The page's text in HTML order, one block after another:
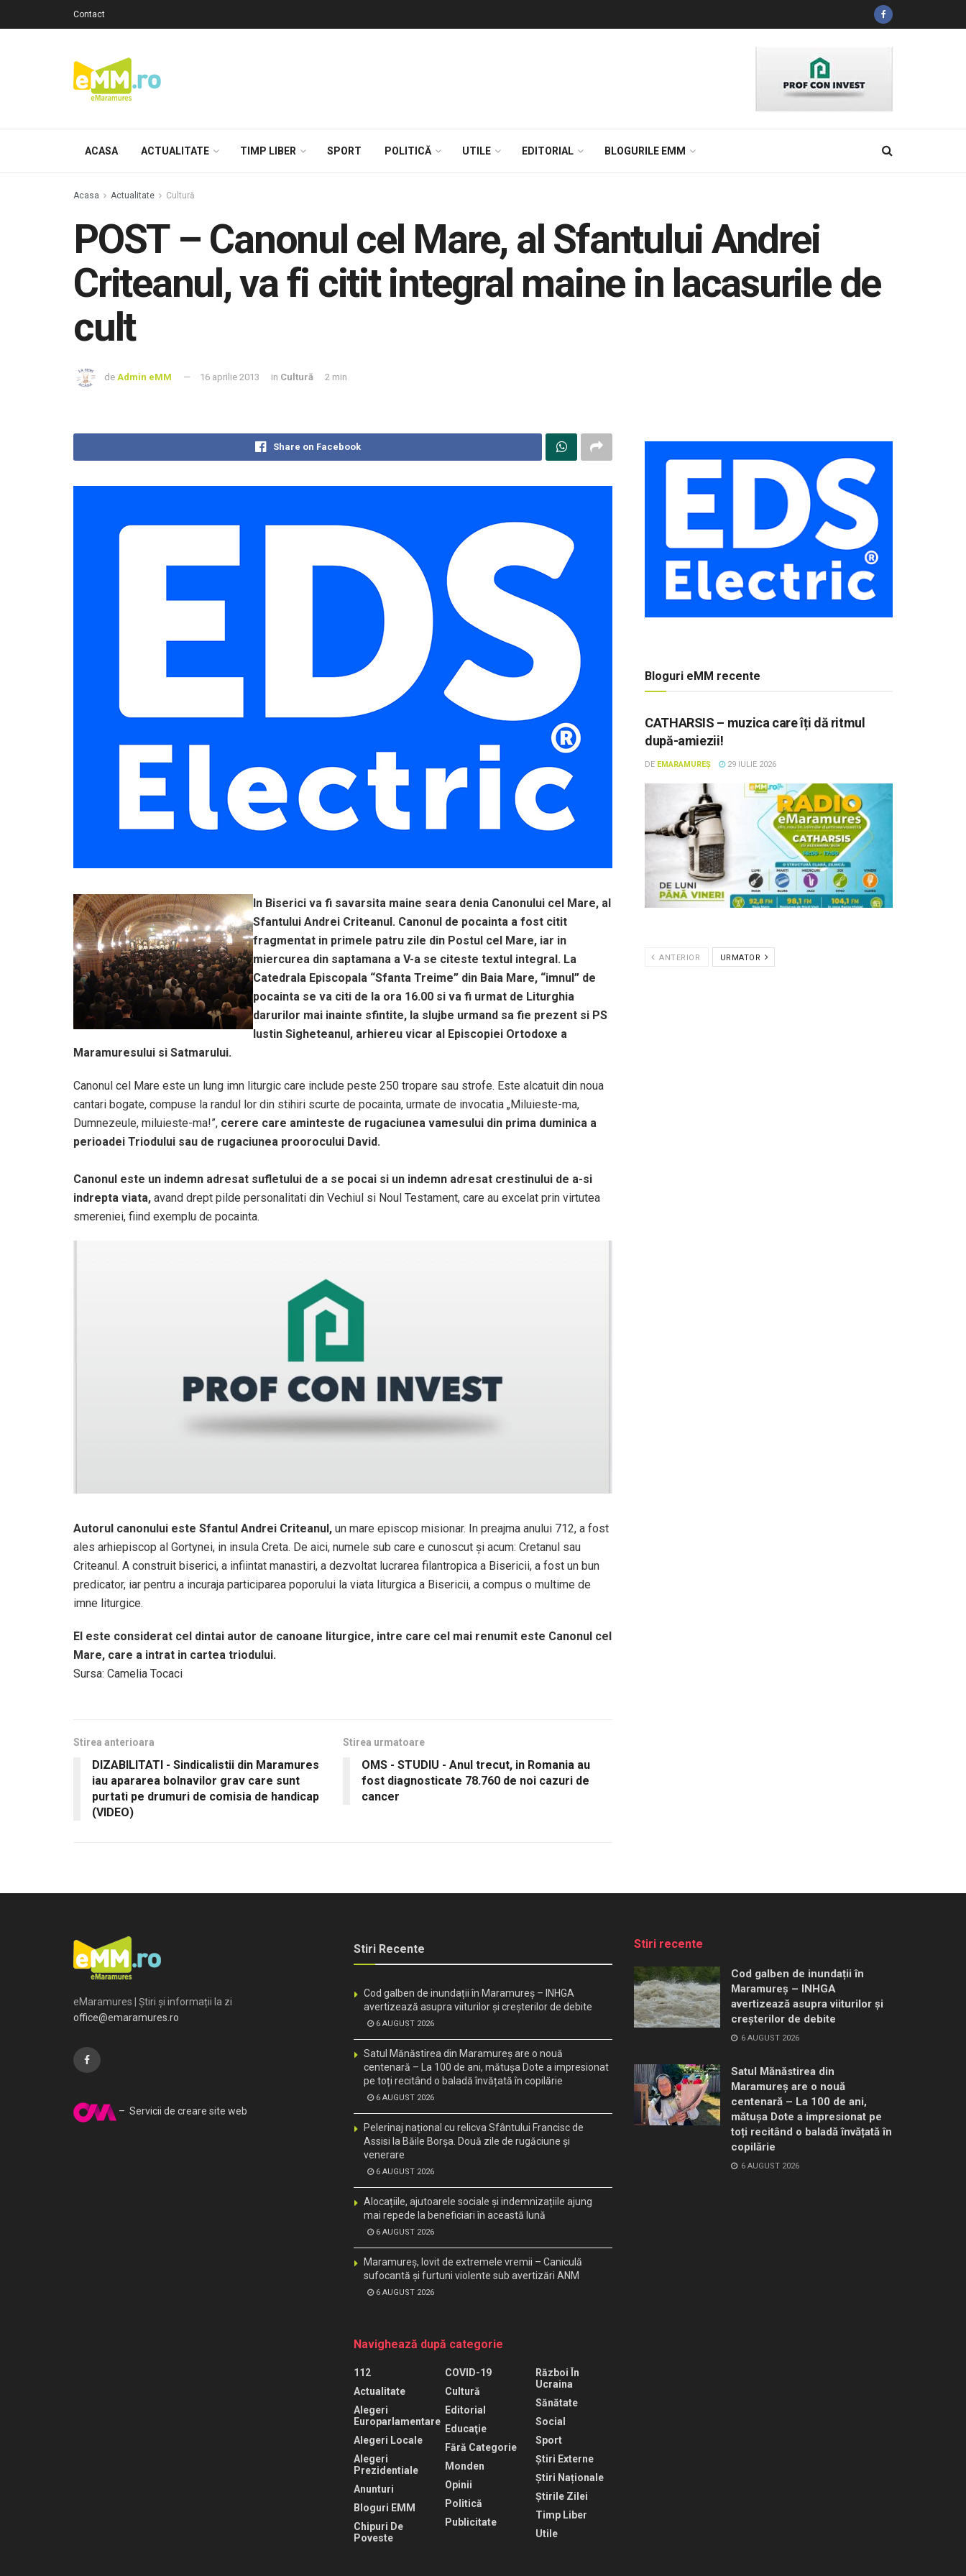
Contact
ACASA ACTUALITATE TIMP LIBER SPORT POLITICĂ UTILE EDITORIAL BLOGURILE EMM
Acasa Actualitate Cultură
POST – Canonul cel Mare, al Sfantului Andrei
Criteanul, va fi citit integral maine in lacasurile de
cult
de Admin eMM 16 aprilie 2013 in Cultură 2 min
Share on Facebook
In Biserici va fi savarsita maine seara denia Canonului cel Mare, al
Sfantului Andrei Criteanul. Canonul de pocainta a fost citit
fragmentat in primele patru zile din Postul cel Mare, iar in
miercurea din saptamana a V-a se citeste textul integral. La
Catedrala Episcopala “Sfanta Treime” din Baia Mare, “imnul” de
pocainta se va citi de la ora 16.00 si va fi urmat de Liturghia
darurilor mai inainte sfintite, la slujbe urmand sa fie prezent si PS
Iustin Sigheteanul, arhiereu vicar al Episcopiei Ortodoxe a
Maramuresului si Satmarului.
Canonul cel Mare este un lung imn liturgic care include peste 250 tropare sau strofe. Este alcatuit din noua
cantari bogate, compuse la randul lor din stihiri scurte de pocainta, urmate de invocatia „Miluieste-ma,
Dumnezeule, miluieste-ma!”, cerere care aminteste de rugaciunea vamesului din prima duminica a
perioadei Triodului sau de rugaciunea proorocului David.
Canonul este un indemn adresat sufletului de a se pocai si un indemn adresat crestinului de a-si
indrepta viata, avand drept pilde personalitati din Vechiul si Noul Testament, care au excelat prin virtutea
smereniei, fiind exemplu de pocainta.
Autorul canonului este Sfantul Andrei Criteanul, un mare episcop misionar. In preajma anului 712, a fost
ales arhiepiscop al Gortynei, in insula Creta. De aici, numele sub care e cunoscut şi acum: Cretanul sau
Criteanul. A construit biserici, a infiintat manastiri, a dezvoltat lucrarea filantropica a Bisericii, a fost un bun
predicator, iar pentru a incuraja participarea poporului la viata liturgica a Bisericii, a compus o multime de
imne liturgice.
El este considerat cel dintai autor de canoane liturgice, intre care cel mai renumit este Canonul cel
Mare, care a intrat in cartea triodului.
Sursa: Camelia Tocaci
Stirea anterioara
DIZABILITATI - Sindicalistii din Maramures
iau apararea bolnavilor grav care sunt
purtati pe drumuri de comisia de handicap
(VIDEO)
Stirea urmatoare
OMS - STUDIU - Anul trecut, in Romania au
fost diagnosticate 78.760 de noi cazuri de
cancer
Bloguri eMM recente
CATHARSIS – muzica care îți dă ritmul
după-amiezii!
DE EMARAMUREȘ 29 IULIE 2026
ANTERIOR URMATOR
eMaramures | Știri și informații la zi
office@emaramures.ro
– Servicii de creare site web
Stiri Recente
Cod galben de inundații în Maramureș – INHGA
avertizează asupra viiturilor și creșterilor de debite
6 AUGUST 2026
Satul Mănăstirea din Maramureș are o nouă
centenară – La 100 de ani, mătușa Dote a impresionat
pe toți recitând o baladă învățată în copilărie
6 AUGUST 2026
Pelerinaj național cu relicva Sfântului Francisc de
Assisi la Băile Borșa. Două zile de rugăciune și
venerare
6 AUGUST 2026
Alocațiile, ajutoarele sociale și indemnizațiile ajung
mai repede la beneficiari în această lună
6 AUGUST 2026
Maramureș, lovit de extremele vremii – Caniculă
sufocantă și furtuni violente sub avertizări ANM
6 AUGUST 2026
Navighează după categorie
112
Actualitate
Alegeri
Europarlamentare
Alegeri Locale
Alegeri
Prezidentiale
Anunturi
Bloguri EMM
Chipuri De
Poveste
COVID-19
Cultură
Editorial
Educaţie
Fără Categorie
Monden
Opinii
Politică
Publicitate
Război În
Ucraina
Sănătate
Social
Sport
Știri Externe
Știri Naționale
Știrile Zilei
Timp Liber
Utile
Stiri recente
Cod galben de inundații în
Maramureș – INHGA
avertizează asupra viiturilor și
creșterilor de debite
6 AUGUST 2026
Satul Mănăstirea din
Maramureș are o nouă
centenară – La 100 de ani,
mătușa Dote a impresionat pe
toți recitând o baladă învățată în
copilărie
6 AUGUST 2026